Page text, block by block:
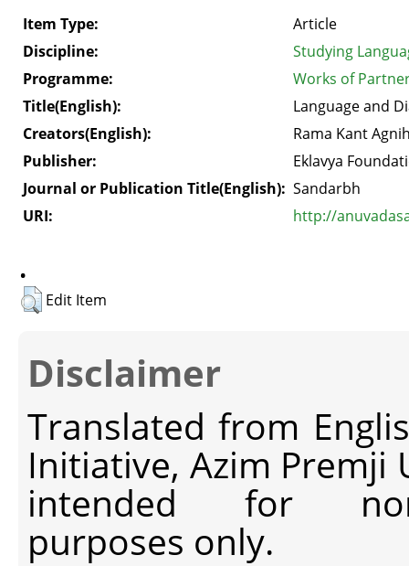
Item Type:
Article
Discipline:
Studying
Programme:
Works of
Title(English):
Language and
Creators(English):
Rama Kant
Publisher:
Eklavya
Journal or Publication Title(English): Sandarbh
URI:
http://
.
Edit Item
Disclaimer
Translated from
Initiative, Azim Premji
intended for non-
purposes only.